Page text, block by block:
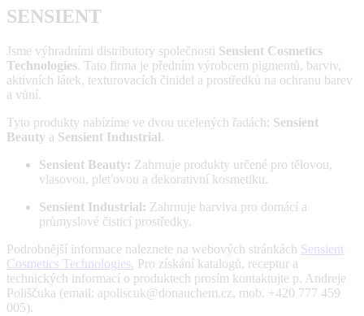
SENSIENT
Jsme výhradními distributory společnosti Sensient Cosmetics
Technologies. Tato firma je předním výrobcem pigmentů, barviv,
aktivních látek, texturovacích činidel a prostředků na ochranu barev
a vůní.
Tyto produkty nabízíme ve dvou ucelených řadách: Sensient
Beauty a Sensient Industrial.
Sensient Beauty: Zahrnuje produkty určené pro tělovou,
vlasovou, pleťovou a dekorativní kosmetiku.
Sensient Industrial: Zahrnuje barviva pro domácí a
průmyslové čisticí prostředky.
Podrobnější informace naleznete na webových stránkách Sensient
Cosmetics Technologies. Pro získání katalogů, receptur a
technických informací o produktech prosím kontaktujte p. Andreje
Poliščuka (email: apoliscuk@donauchem.cz, mob. +420 777 459
005).